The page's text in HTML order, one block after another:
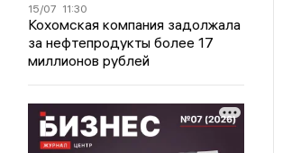
15/07 11:30
Кохомская компания задолжала
за нефтепродукты более 17
миллионов рублей